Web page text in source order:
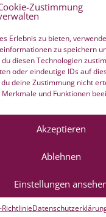
Zustimmung
Erlebnis zu bieten,
zu speichern
diesen Technologien
oder eindeutige IDs auf
deine Zustimmung nicht
und Funktionen
Akzeptieren
Ablehnen
Einstellungen
Geburt vertreten in
Geburt 19. Mai 2021
Erfahrungen aus der
8. Februar 2020
Dezember 2019
Mit Stolz präsentiert